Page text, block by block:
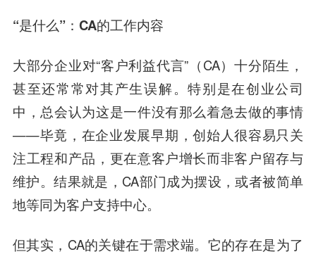
“是什么”：CA的工作内容
大部分企业对“客户利益代言”（CA）十分陌生，
甚至还常常对其产生误解。特别是在创业公司
中，总会认为这是一件没有那么着急去做的事情
——毕竟，在企业发展早期，创始人很容易只关
注工程和产品，更在意客户增长而非客户留存与
维护。结果就是，CA部门成为摆设，或者被简单
地等同为客户支持中心。
但其实，CA的关键在于需求端。它的存在是为了